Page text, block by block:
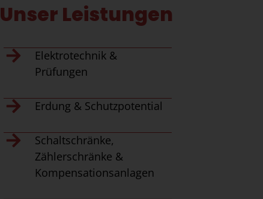
Unser Leistungen
Elektrotechnik &
Prüfungen
Erdung & Schutzpotential
Schaltschränke,
Zählerschränke &
Kompensationsanlagen